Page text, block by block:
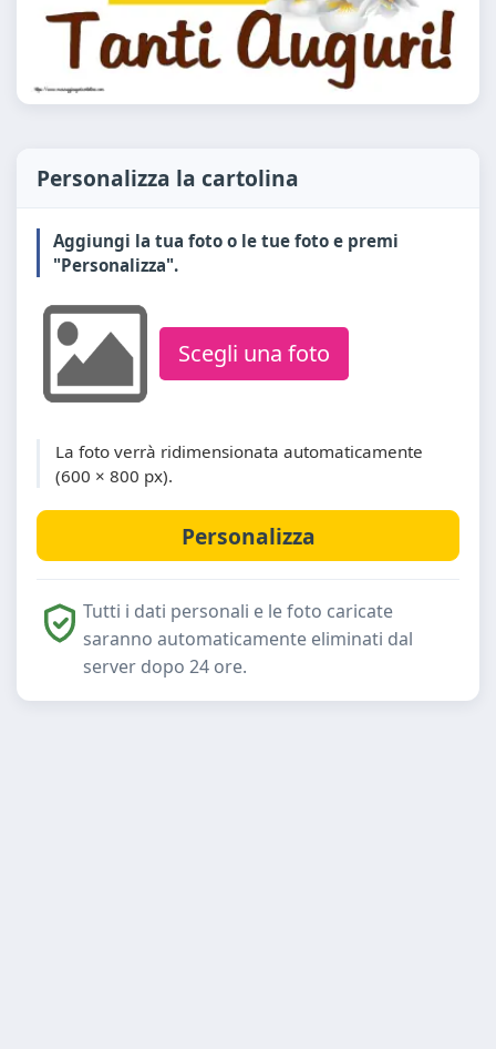
Personalizza la cartolina
Aggiungi la tua foto o le tue foto e premi
"Personalizza".
Scegli una foto
La foto verrà ridimensionata automaticamente
(600 × 800 px).
Tutti i dati personali e le foto caricate
saranno automaticamente eliminati dal
server dopo 24 ore.